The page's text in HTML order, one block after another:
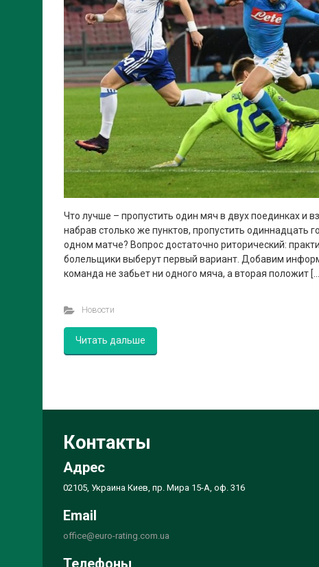
Что лучше – пропустить один мяч в двух поединках и
набрав столько же пунктов, пропустить одиннадцать
одном матче? Вопрос достаточно риторический:
болельщики выберут первый вариант. Добавим
команда не забьет ни одного мяча, а вторая положит […]
Новости
Читать дальше
Контакты
Адрес
02105, Украина Киев, пр. Мира 15-А, оф. 316
Email
office@euro-rating.com.ua